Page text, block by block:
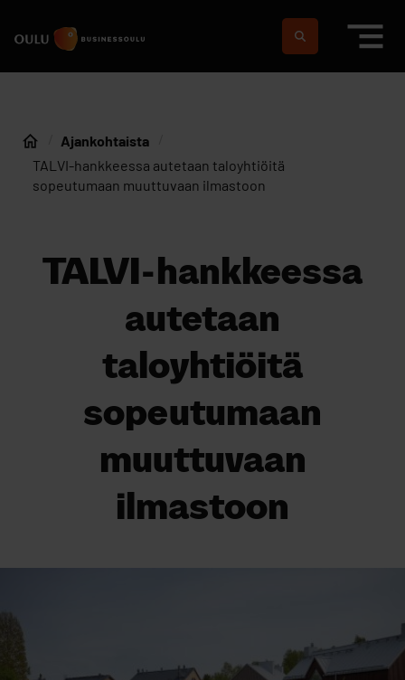
Etusivulle
Suomeksi
In english
Etusivu
Ajankohtaista
TALVI-hankkeessa autetaan taloyhtiöitä
sopeutumaan muuttuvaan ilmastoon
TALVI-hankkeessa
autetaan
taloyhtiöitä
sopeutumaan
muuttuvaan
ilmastoon